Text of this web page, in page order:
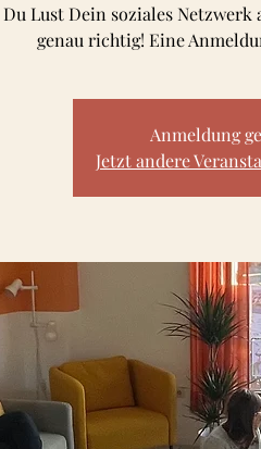
Lust Dein soziales
Anmeldung
Jetzt andere